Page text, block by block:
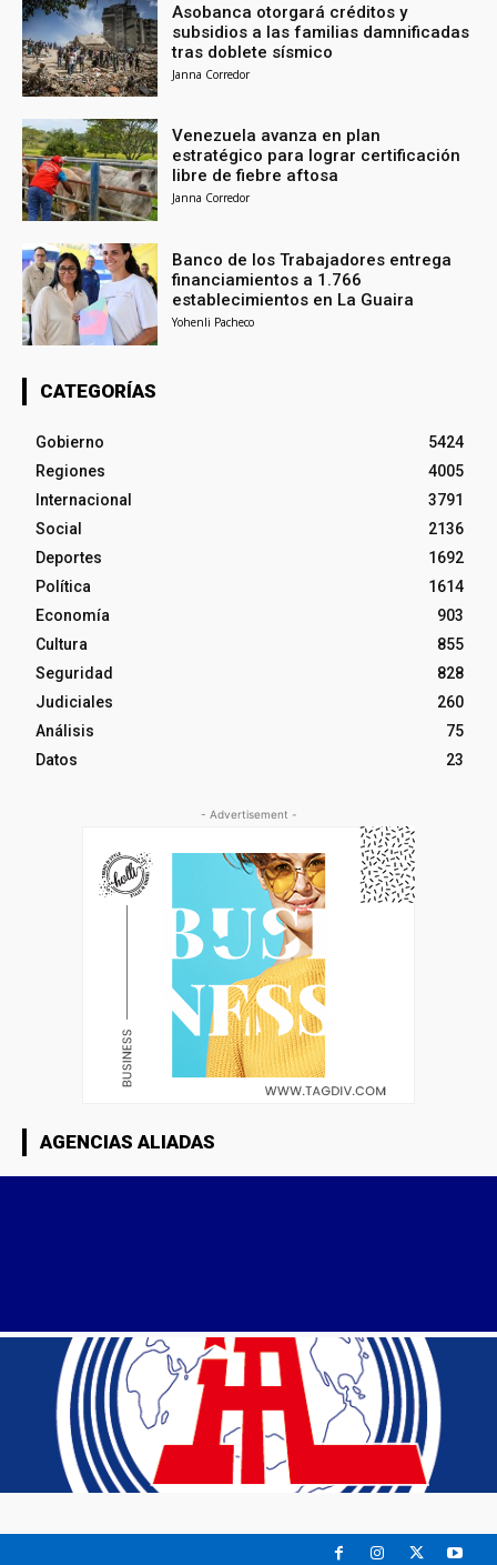
Asobanca otorgará créditos y
subsidios a las familias damnificadas
tras doblete sísmico
Janna Corredor
Venezuela avanza en plan
estratégico para lograr certificación
libre de fiebre aftosa
Janna Corredor
Banco de los Trabajadores entrega
financiamientos a 1.766
establecimientos en La Guaira
Yohenli Pacheco
CATEGORÍAS
Gobierno
5424
Regiones
4005
Internacional
3791
Social
2136
Deportes
1692
Política
1614
Economía
903
Cultura
855
Seguridad
828
Judiciales
260
Análisis
75
Datos
23
- Advertisement -
AGENCIAS ALIADAS